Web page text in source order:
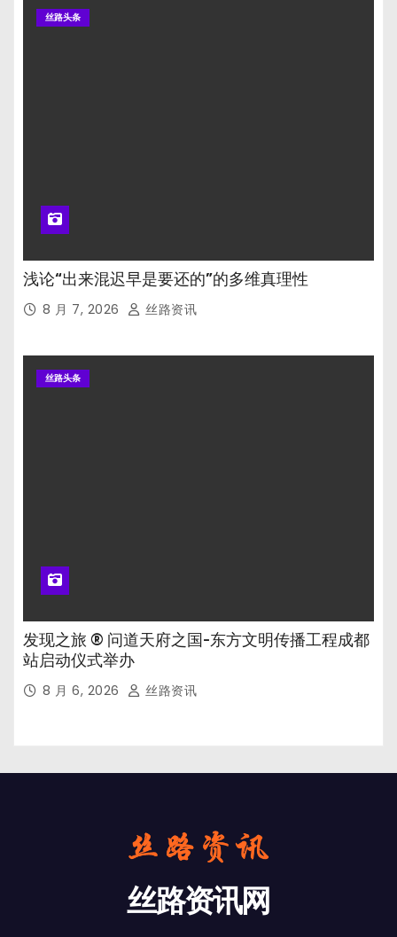
丝路头条
浅论“出来混迟早是要还的”的多维真理性
8 月 7, 2026 丝路资讯
丝路头条
发现之旅 ® 问道天府之国-东方文明传播工程成都
站启动仪式举办
8 月 6, 2026 丝路资讯
丝路资讯网